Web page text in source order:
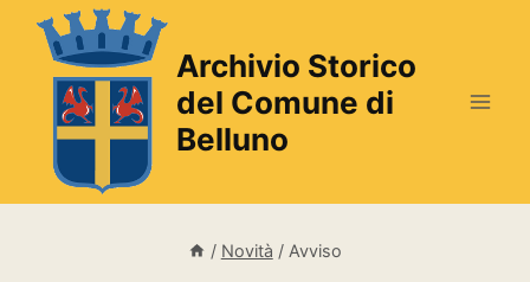
Salta
contenuto
Archivio Storico
del Comune di
Belluno
/ Novità / Avviso